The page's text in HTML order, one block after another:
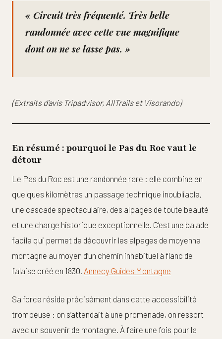
« Circuit très fréquenté. Très belle
randonnée avec cette vue magnifique
dont on ne se lasse pas. »
(Extraits d’avis Tripadvisor, AllTrails et Visorando)
En résumé : pourquoi le Pas du Roc vaut le
détour
Le Pas du Roc est une randonnée rare : elle combine en
quelques kilomètres un passage technique inoubliable,
une cascade spectaculaire, des alpages de toute beauté
et une charge historique exceptionnelle. C’est une balade
facile qui permet de découvrir les alpages de moyenne
montagne au moyen d’un chemin inhabituel à flanc de
falaise créé en 1830. Annecy Guides Montagne
Sa force réside précisément dans cette accessibilité
trompeuse : on s’attendait à une promenade, on ressort
avec un souvenir de montagne. À faire une fois pour la